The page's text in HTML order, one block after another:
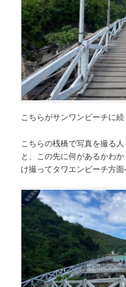
こちらがサンワンビーチに続
こちらの桟橋で写真を撮る
と、この先に何があるかわ
け撮ってタワエンビーチ方面